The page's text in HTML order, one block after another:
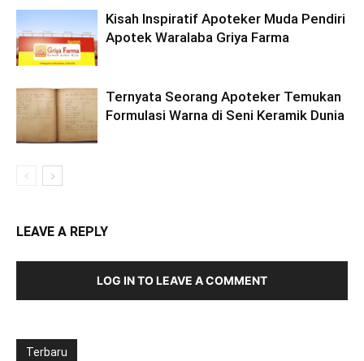
Kisah Inspiratif Apoteker Muda Pendiri
Apotek Waralaba Griya Farma
Ternyata Seorang Apoteker Temukan
Formulasi Warna di Seni Keramik Dunia
LEAVE A REPLY
LOG IN TO LEAVE A COMMENT
Terbaru